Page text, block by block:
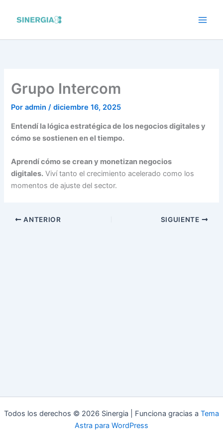
Grupo Intercom
Poradmin/diciembre 16, 2025
Entendí la lógica estratégica de los negocios digitales y
cómo se sostienen en el tiempo.
Aprendí cómo se crean y monetizan negocios
digitales. Viví tanto el crecimiento acelerado como los
momentos de ajuste del sector.
ANTERIOR SIGUIENTE
Todos los derechos © 2026 Sinergia | Funciona gracias a Tema
Astra para WordPress